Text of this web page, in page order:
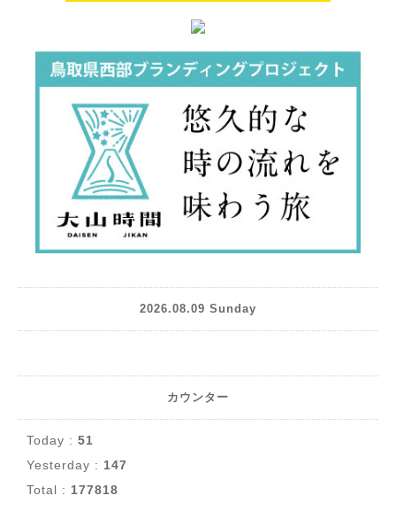
2026.08.09 Sunday
カウンター
Today : 51
Yesterday : 147
Total : 177818